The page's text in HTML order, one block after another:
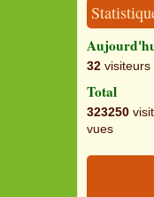
32 visiteurs
Total
323250
vues